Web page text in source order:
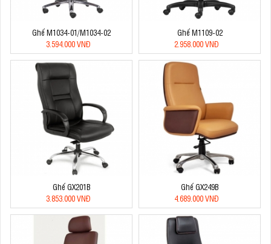
Ghế M1034-01/M1034-02
3.594.000 VNĐ
Ghế M1109-02
2.958.000 VNĐ
Ghế GX201B
3.853.000 VNĐ
Ghế GX249B
4.689.000 VNĐ